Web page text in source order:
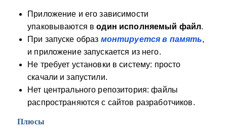
Приложение и его зависимости
упаковываются водин исполняемый файл.
При запуске образ монтируется в память,
и приложение запускается из него.
Не требует установки в систему: просто
скачали и запустили.
Нет центрального репозитория: файлы
распространяются с сайтов разработчиков.
Плюсы